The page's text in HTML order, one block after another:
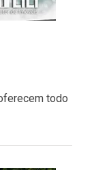
todo